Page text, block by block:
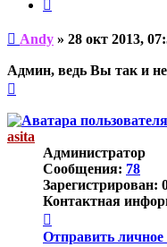
Непрочитанное
сообщение
Andy » 28 окт 2013,
Админ, ведь Вы так и
началу
asita
Администратор
Сообщения: 78
Зарегистрирован:
Контактная
информация
Отправить личное